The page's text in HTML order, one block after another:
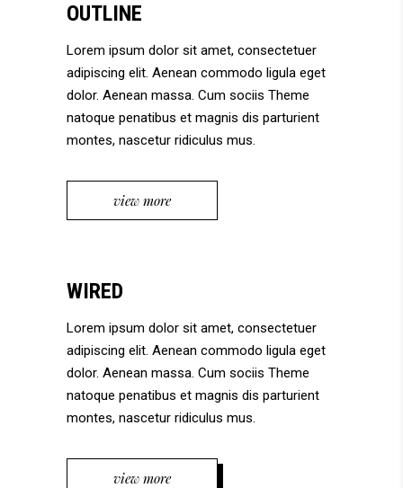
OUTLINE
Lorem ipsum dolor sit amet, consectetuer
adipiscing elit. Aenean commodo ligula eget
dolor. Aenean massa. Cum sociis Theme
natoque penatibus et magnis dis parturient
montes, nascetur ridiculus mus.
view more
WIRED
Lorem ipsum dolor sit amet, consectetuer
adipiscing elit. Aenean commodo ligula eget
dolor. Aenean massa. Cum sociis Theme
natoque penatibus et magnis dis parturient
montes, nascetur ridiculus mus.
view more